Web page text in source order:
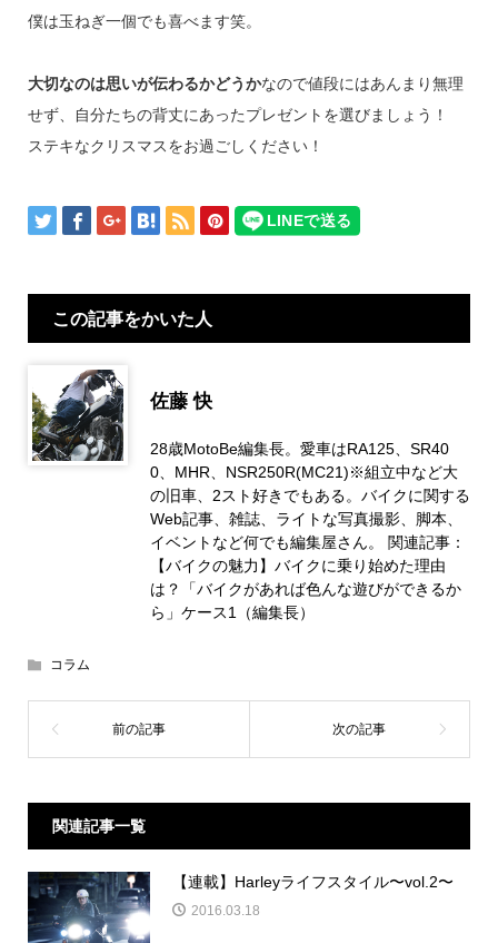
僕は玉ねぎ一個でも喜べます笑。
大切なのは思いが伝わるかどうかなので値段にはあんまり無理
せず、自分たちの背丈にあったプレゼントを選びましょう！
ステキなクリスマスをお過ごしください！
この記事をかいた人
佐藤 快
28歳MotoBe編集長。愛車はRA125、SR40
0、MHR、NSR250R(MC21)※組立中など大
の旧車、2スト好きでもある。バイクに関する
Web記事、雑誌、ライトな写真撮影、脚本、
イベントなど何でも編集屋さん。 関連記事：
【バイクの魅力】バイクに乗り始めた理由
は？「バイクがあれば色んな遊びができるか
ら」ケース1（編集長）
コラム
関連記事一覧
【連載】Harleyライフスタイル〜vol.2〜
2016.03.18